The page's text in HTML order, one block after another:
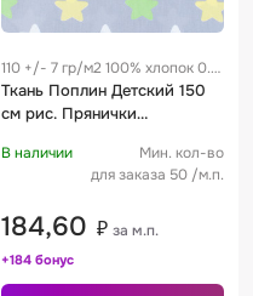
110 +/- 7 гр/м2 100% хлопок 0.3
м
Ткань Поплин Детский 150
см рис. Прянички
В наличии
Мин. кол-во
для заказа 50 /м.п.
184,60 ₽ за м.п.
+184 бонус